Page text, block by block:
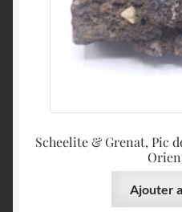
Scheelite & Grenat, Pic
Ajouter